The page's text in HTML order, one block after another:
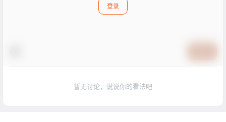
登录
暂无讨论，说说你的看法吧